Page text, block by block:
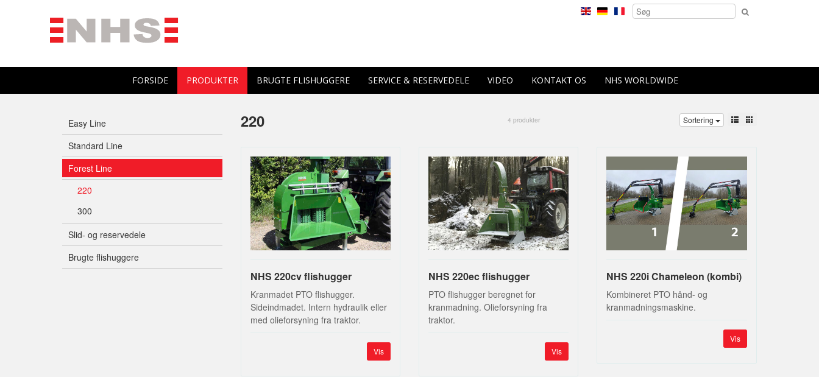
FORSIDE PRODUKTER BRUGTE FLISHUGGERE SERVICE & RESERVEDELE VIDEO KONTAKT OS NHS WORLDWIDE
Easy Line
Standard Line
Forest Line
220
300
Slid- og reservedele
Brugte flishuggere
220 4 produkter Sortering
NHS 220cv flishugger
Kranmadet PTO flishugger.
Sideindmadet. Intern hydraulik eller
med olieforsyning fra traktor.
Vis
NHS 220ec flishugger
PTO flishugger beregnet for
kranmadning. Olieforsyning fra
traktor.
Vis
NHS 220i Chameleon (kombi)
Kombineret PTO hånd- og
kranmadningsmaskine.
Vis